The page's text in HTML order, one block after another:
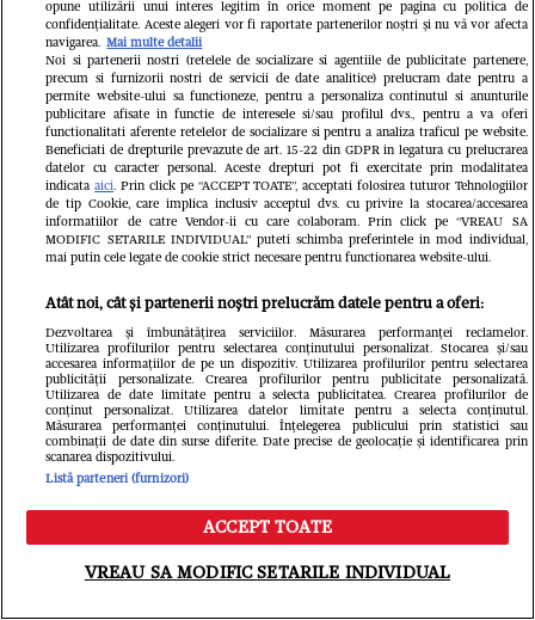
Fii primul care afla toate noutățilemondene
Newsletter
Cel mai nou VIDEO
Meniu Caută
opune utilizării unui interes legitim în orice moment pe pagina cu politica de
confidențialitate. Aceste alegeri vor fi raportate partenerilor noștri și nu vă vor afecta
navigarea. Mai multe detalii
Noi si partenerii nostri (retelele de socializare si agentiile de publicitate partenere,
precum si furnizorii nostri de servicii de date analitice) prelucram date pentru a
permite website-ului sa functioneze, pentru a personaliza continutul si anunturile
publicitare afisate in functie de interesele si/sau profilul dvs., pentru a va oferi
functionalitati aferente retelelor de socializare si pentru a analiza traficul pe website.
Beneficiati de drepturile prevazute de art. 15-22 din GDPR in legatura cu prelucrarea
datelor cu caracter personal. Aceste drepturi pot fi exercitate prin modalitatea
indicataaici. Prin click pe “ACCEPT TOATE”, acceptati folosirea tuturor Tehnologiilor
de tip Cookie, care implica inclusiv acceptul dvs. cu privire la stocarea/accesarea
informatiilor de catre Vendor-ii cu care colaboram. Prin click pe “VREAU SA
MODIFIC SETARILE INDIVIDUAL” puteti schimba preferintele in mod individual,
mai putin cele legate de cookie strict necesare pentru functionarea website-ului.
Atât noi, cât și partenerii noștri prelucrăm datele pentru a oferi:
Dezvoltarea și îmbunătățirea serviciilor. Măsurarea performanței reclamelor.
Utilizarea profilurilor pentru selectarea conținutului personalizat. Stocarea și/sau
accesarea informațiilor de pe un dispozitiv. Utilizarea profilurilor pentru selectarea
publicității personalizate. Crearea profilurilor pentru publicitate personalizată.
Utilizarea de date limitate pentru a selecta publicitatea. Crearea profilurilor de
conținut personalizat. Utilizarea datelor limitate pentru a selecta conținutul.
Măsurarea performanței conținutului. Înțelegerea publicului prin statistici sau
combinații de date din surse diferite. Date precise de geolocație și identificarea prin
scanarea dispozitivului.
Listă parteneri (furnizori)
ACCEPT TOATE
VREAU SA MODIFIC SETARILE INDIVIDUAL